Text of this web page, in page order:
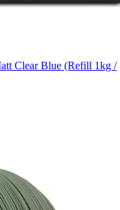
Clear Blue (Refill 1kg /